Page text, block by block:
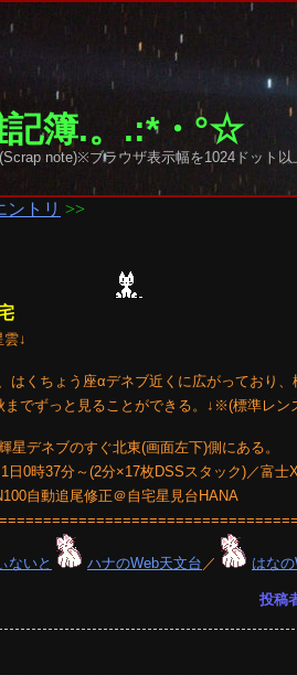
記簿.。.:*・°☆
note)※ブラウザ表示幅を1024ドット
ントリ >>
↓
はくちょう座αデネブ近くに広がっており
でずっと見ることができる。↓※(標準レン
デネブのすぐ北東(画面左下)側にある。
日0時37分～(2分×17枚DSSスタック)／富
自動追尾修正＠自宅星見台HANA
ないと ハナのWeb天文台 ／ はな
投稿